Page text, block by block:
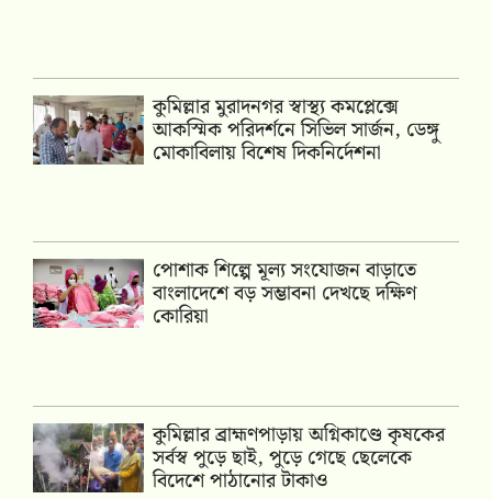
কুমিল্লার মুরাদনগর স্বাস্থ্য কমপ্লেক্সে
আকস্মিক পরিদর্শনে সিভিল সার্জন, ডেঙ্গু
মোকাবিলায় বিশেষ দিকনির্দেশনা
পোশাক শিল্পে মূল্য সংযোজন বাড়াতে
বাংলাদেশে বড় সম্ভাবনা দেখছে দক্ষিণ
কোরিয়া
কুমিল্লার ব্রাহ্মণপাড়ায় অগ্নিকাণ্ডে কৃষকের
সর্বস্ব পুড়ে ছাই, পুড়ে গেছে ছেলেকে
বিদেশে পাঠানোর টাকাও